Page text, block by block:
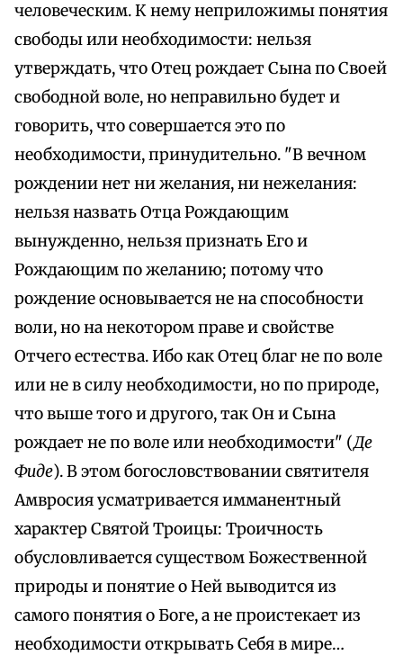
человеческим. К нему неприложимы понятия
свободы или необходимости: нельзя
утверждать, что Отец рождает Сына по Своей
свободной воле, но неправильно будет и
говорить, что совершается это по
необходимости, принудительно. "В вечном
рождении нет ни желания, ни нежелания:
нельзя назвать Отца Рождающим
вынужденно, нельзя признать Его и
Рождающим по желанию; потому что
рождение основывается не на способности
воли, но на некотором праве и свойстве
Отчего естества. Ибо как Отец благ не по воле
или не в силу необходимости, но по природе,
что выше того и другого, так Он и Сына
рождает не по воле или необходимости" (Де
Фиде). В этом богословствовании святителя
Амвросия усматривается имманентный
характер Святой Троицы: Троичность
обусловливается существом Божественной
природы и понятие о Ней выводится из
самого понятия о Боге, а не проистекает из
необходимости открывать Себя в мире…